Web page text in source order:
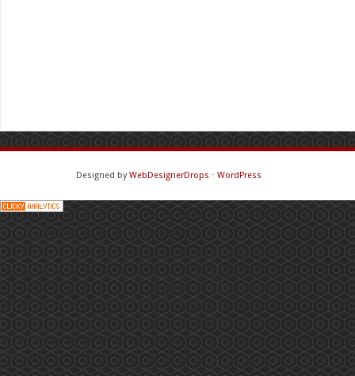
Designed byWebDesignerDrops ⋅ WordPress